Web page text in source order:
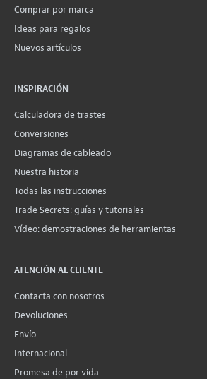
Comprar por marca
Ideas para regalos
Nuevos artículos
INSPIRACIÓN
Calculadora de trastes
Conversiones
Diagramas de cableado
Nuestra historia
Todas las instrucciones
Trade Secrets: guías y tutoriales
Vídeo: demostraciones de herramientas
ATENCIÓN AL CLIENTE
Contacta con nosotros
Devoluciones
Envío
Internacional
Promesa de por vida